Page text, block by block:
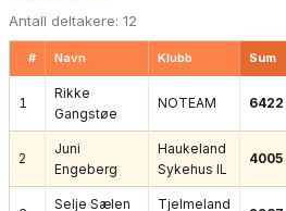
Antall deltakere: 12
# Navn Klubb Sum
1
Rikke
Gangstøe
NOTEAM 6422
2
Juni
Engeberg
Haukeland
Sykehus IL
4005
Selje Sælen
Tjelmeland